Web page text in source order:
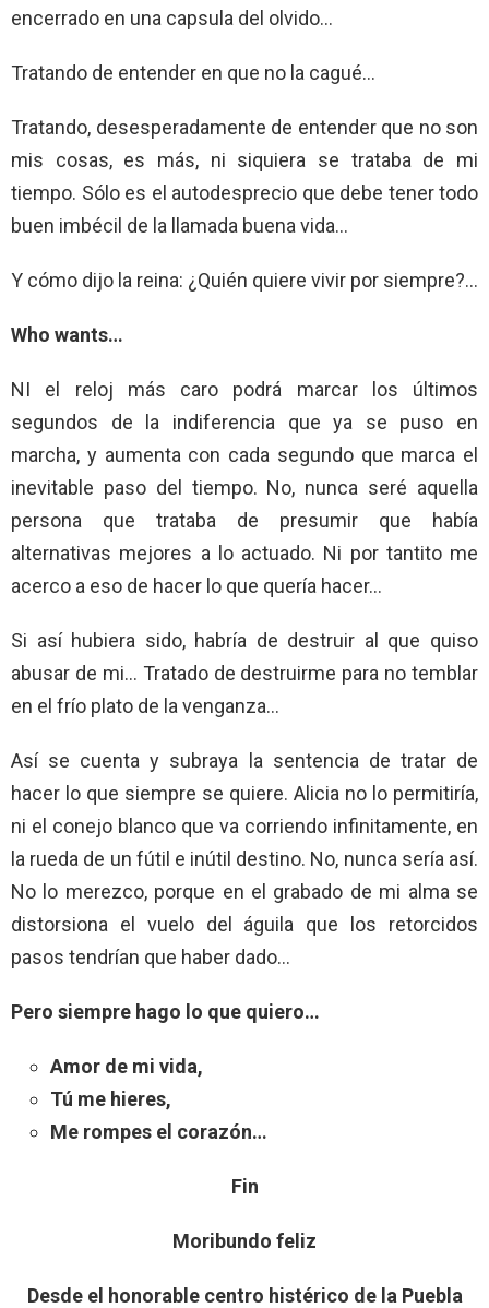
encerrado en una capsula del olvido…
Tratando de entender en que no la cagué…
Tratando, desesperadamente de entender que no son
mis cosas, es más, ni siquiera se trataba de mi
tiempo. Sólo es el autodesprecio que debe tener todo
buen imbécil de la llamada buena vida…
Y cómo dijo la reina: ¿Quién quiere vivir por siempre?…
Who wants…
NI el reloj más caro podrá marcar los últimos
segundos de la indiferencia que ya se puso en
marcha, y aumenta con cada segundo que marca el
inevitable paso del tiempo. No, nunca seré aquella
persona que trataba de presumir que había
alternativas mejores a lo actuado. Ni por tantito me
acerco a eso de hacer lo que quería hacer…
Si así hubiera sido, habría de destruir al que quiso
abusar de mi… Tratado de destruirme para no temblar
en el frío plato de la venganza…
Así se cuenta y subraya la sentencia de tratar de
hacer lo que siempre se quiere. Alicia no lo permitiría,
ni el conejo blanco que va corriendo infinitamente, en
la rueda de un fútil e inútil destino. No, nunca sería así.
No lo merezco, porque en el grabado de mi alma se
distorsiona el vuelo del águila que los retorcidos
pasos tendrían que haber dado…
Pero siempre hago lo que quiero…
Amor de mi vida,
Tú me hieres,
Me rompes el corazón…
Fin
Moribundo feliz
Desde el honorable centro histérico de la Puebla